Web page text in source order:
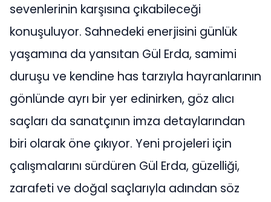
sevenlerinin karşısına çıkabileceği
konuşuluyor. Sahnedeki enerjisini günlük
yaşamına da yansıtan Gül Erda, samimi
duruşu ve kendine has tarzıyla hayranlarının
gönlünde ayrı bir yer edinirken, göz alıcı
saçları da sanatçının imza detaylarından
biri olarak öne çıkıyor. Yeni projeleri için
çalışmalarını sürdüren Gül Erda, güzelliği,
zarafeti ve doğal saçlarıyla adından söz